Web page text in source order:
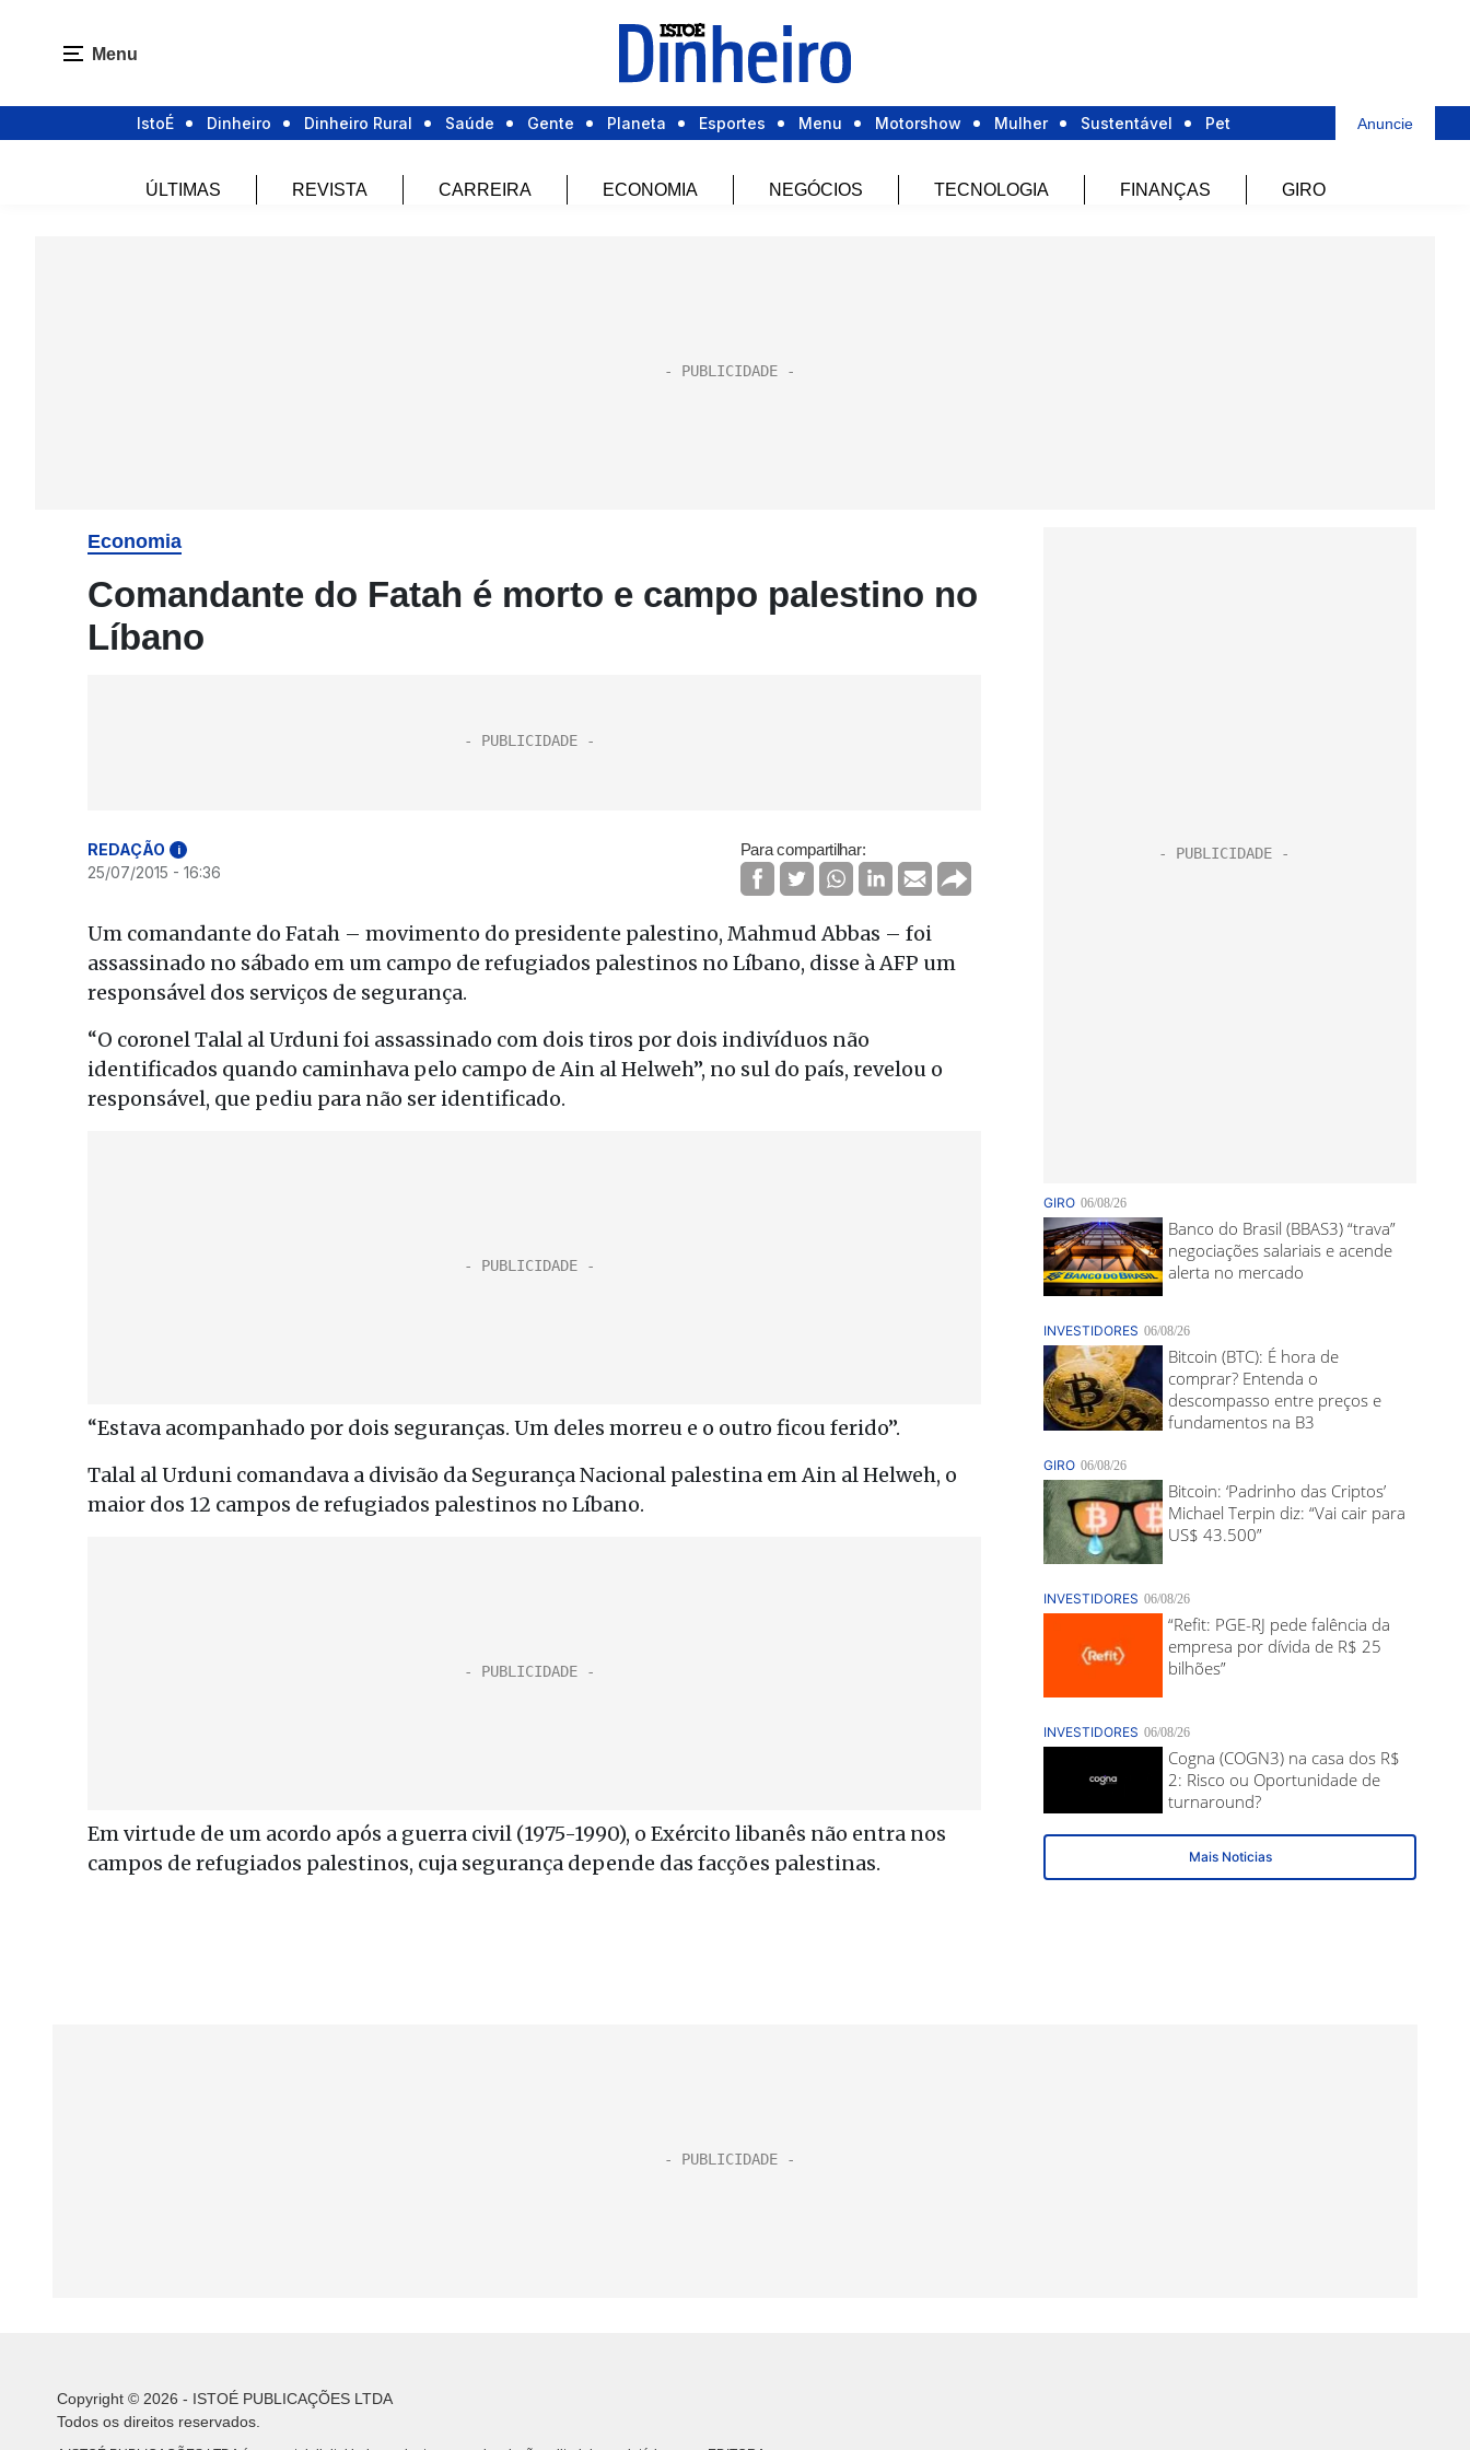
Menu
IstoÉ Dinheiro Dinheiro Rural Saúde Gente Planeta Esportes Menu Motorshow Mulher Sustentável Pet Anuncie
ÚLTIMAS REVISTA CARREIRA ECONOMIA NEGÓCIOS TECNOLOGIA FINANÇAS GIRO
Economia
Comandante do Fatah é morto e campo palestino no
Líbano
REDAÇÃO i
25/07/2015 - 16:36
Para compartilhar:
Um comandante do Fatah – movimento do presidente palestino, Mahmud Abbas – foi
assassinado no sábado em um campo de refugiados palestinos no Líbano, disse à AFP um
responsável dos serviços de segurança.
“O coronel Talal al Urduni foi assassinado com dois tiros por dois indivíduos não
identificados quando caminhava pelo campo de Ain al Helweh”, no sul do país, revelou o
responsável, que pediu para não ser identificado.
“Estava acompanhado por dois seguranças. Um deles morreu e o outro ficou ferido”.
Talal al Urduni comandava a divisão da Segurança Nacional palestina em Ain al Helweh, o
maior dos 12 campos de refugiados palestinos no Líbano.
Em virtude de um acordo após a guerra civil (1975-1990), o Exército libanês não entra nos
campos de refugiados palestinos, cuja segurança depende das facções palestinas.
Copyright © 2026 - ISTOÉ PUBLICAÇÕES LTDA
Todos os direitos reservados.